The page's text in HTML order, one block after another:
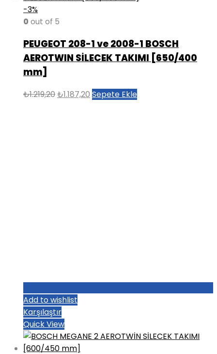
-3%
0 out of 5
PEUGEOT 208-1 ve 2008-1 BOSCH
AEROTWIN SİLECEK TAKIMI [650/400
mm]
₺1.219,20Orijinal
₺1.187,20 Şu
Sepete Ekle
Add to wishlist
Karşılaştır
Quick View